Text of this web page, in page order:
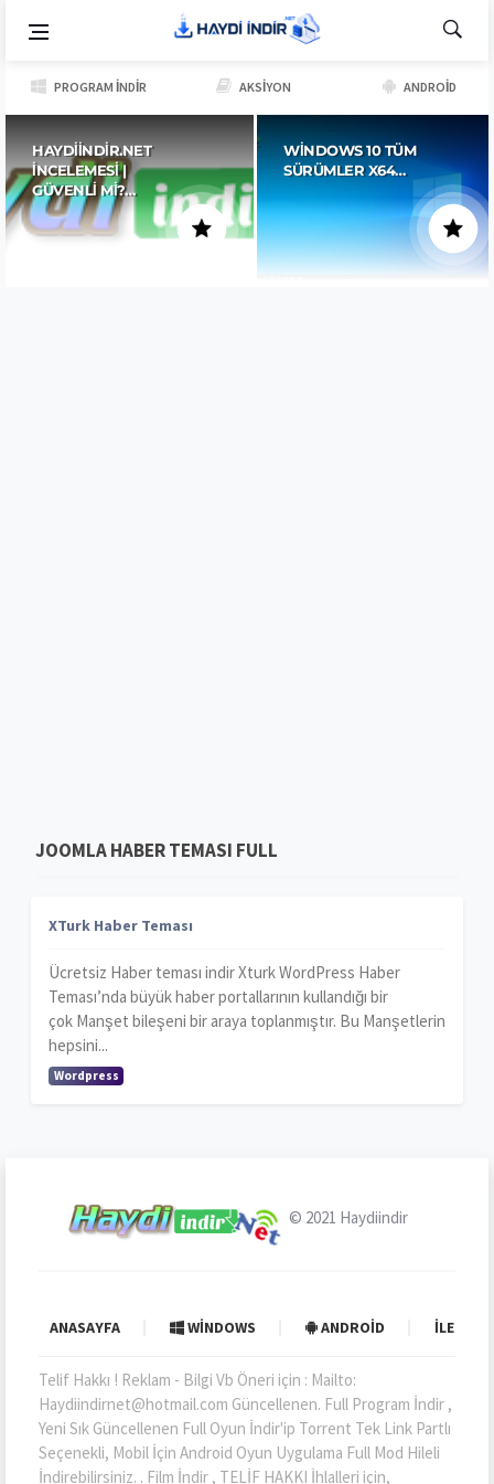
PROGRAM İNDIR AKSIYON ANDROID
HAYDIINDIR.NET
İNCELEMESI |
GÜVENLI MI?…
WINDOWS 10 TÜM
SÜRÜMLER X64…
JOOMLA HABER TEMASI FULL
XTurk Haber Teması
Ücretsiz Haber teması indir Xturk WordPress Haber
Teması’nda büyük haber portallarının kullandığı bir
çok Manşet bileşeni bir araya toplanmıştır. Bu Manşetlerin
hepsini...
Wordpress
© 2021 Haydiindir
ANASAYFA WINDOWS ANDROID İLETIŞIM
Telif Hakkı ! Reklam - Bilgi Vb Öneri için : Mailto:
Haydiindirnet@hotmail.com Güncellenen. Full Program İndir ,
Yeni Sık Güncellenen Full Oyun İndir'ip Torrent Tek Link Partlı
Seçenekli, Mobil İçin Android Oyun Uygulama Full Mod Hileli
İndirebilirsiniz. . Film İndir , TELİF HAKKI İhlalleri için,